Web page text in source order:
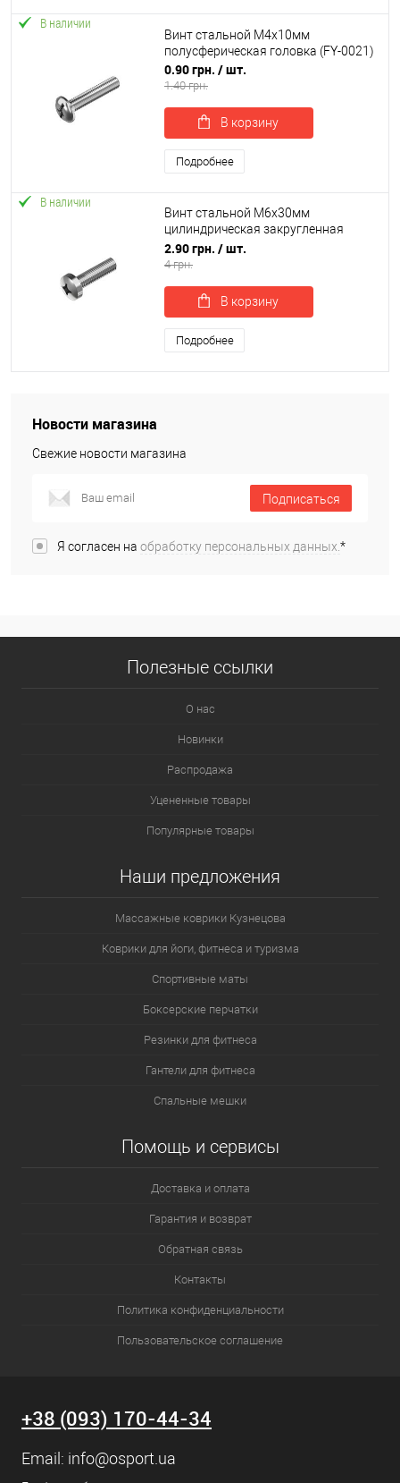
В наличии
Винт стальной М4х10мм
полусферическая головка (FY-0021)
0.90 грн. / шт.
1.40 грн.
В корзину
Подробнее
В наличии
Винт стальной М6х30мм
цилиндрическая закругленная
головка (FY-0023)
2.90 грн. / шт.
4 грн.
В корзину
Подробнее
Новости магазина
Свежие новости магазина
Подписаться
Я согласен на обработку персональных данных.*
Полезные ссылки
О нас
Новинки
Распродажа
Уцененные товары
Популярные товары
Наши предложения
Массажные коврики Кузнецова
Коврики для йоги, фитнеса и туризма
Спортивные маты
Боксерские перчатки
Резинки для фитнеса
Гантели для фитнеса
Спальные мешки
Помощь и сервисы
Доставка и оплата
Гарантия и возврат
Обратная связь
Контакты
Политика конфиденциальности
Пользовательское соглашение
+38 (093) 170-44-34
Email: info@osport.ua